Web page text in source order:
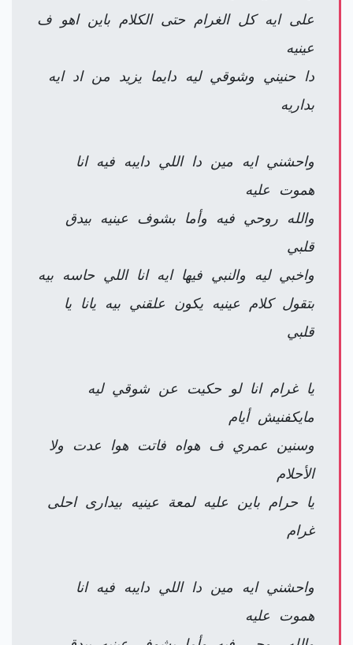
على ايه كل الغرام حتى الكلام باين اهو ف
عينيه
دا حنيني وشوقي ليه دايما يزيد من اد ايه
بداريه
واحشني ايه مين دا اللي دايبه فيه انا
هموت عليه
والله روحي فيه وأما بشوف عينيه بيدق
قلبي
واخبي ليه والنبي فيها ايه انا اللي حاسه بيه
بتقول كلام عينيه يكون علقني بيه يانا يا
قلبي
يا غرام انا لو حكيت عن شوقي ليه
مايكفنيش أيام
وسنين عمري ف هواه فاتت هوا عدت ولا
الأحلام
يا حرام باين عليه لمعة عينيه بيدارى احلى
غرام
واحشني ايه مين دا اللي دايبه فيه انا
هموت عليه